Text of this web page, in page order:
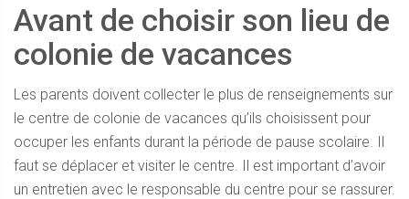
Avant de choisir son lieu de
colonie de vacances
Les parents doivent collecter le plus de renseignements sur
le centre de colonie de vacances qu’ils choisissent pour
occuper les enfants durant la période de pause scolaire. Il
faut se déplacer et visiter le centre. Il est important d’avoir
un entretien avec le responsable du centre pour se rassurer.